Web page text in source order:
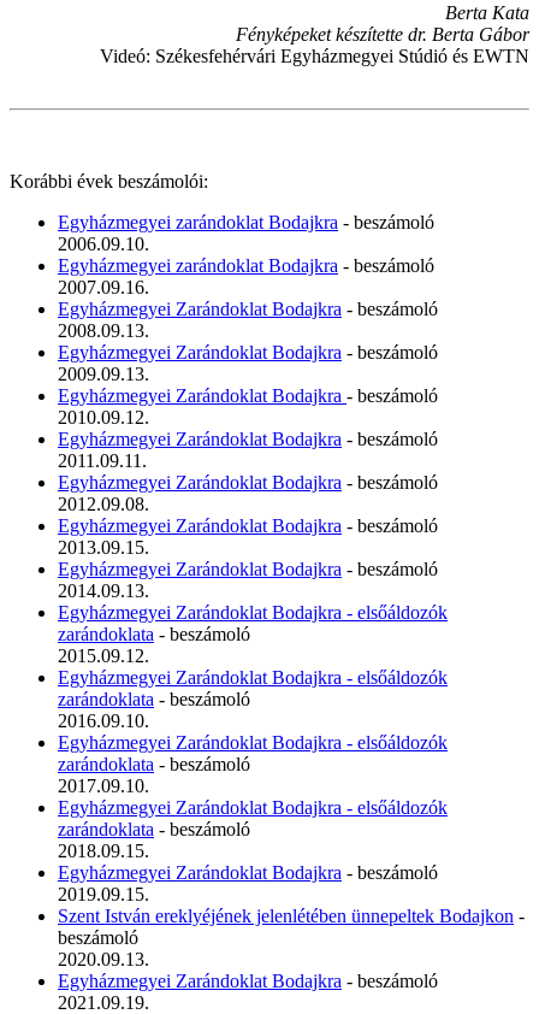
Berta Kata
Fényképeket készítette dr. Berta Gábor
Videó: Székesfehérvári Egyházmegyei Stúdió és EWTN
Korábbi évek beszámolói:
Egyházmegyei zarándoklat Bodajkra - beszámoló
2006.09.10.
Egyházmegyei zarándoklat Bodajkra - beszámoló
2007.09.16.
Egyházmegyei Zarándoklat Bodajkra - beszámoló
2008.09.13.
Egyházmegyei Zarándoklat Bodajkra - beszámoló
2009.09.13.
Egyházmegyei Zarándoklat Bodajkra - beszámoló
2010.09.12.
Egyházmegyei Zarándoklat Bodajkra - beszámoló
2011.09.11.
Egyházmegyei Zarándoklat Bodajkra - beszámoló
2012.09.08.
Egyházmegyei Zarándoklat Bodajkra - beszámoló
2013.09.15.
Egyházmegyei Zarándoklat Bodajkra - beszámoló
2014.09.13.
Egyházmegyei Zarándoklat Bodajkra - elsőáldozók
zarándoklata - beszámoló
2015.09.12.
Egyházmegyei Zarándoklat Bodajkra - elsőáldozók
zarándoklata - beszámoló
2016.09.10.
Egyházmegyei Zarándoklat Bodajkra - elsőáldozók
zarándoklata - beszámoló
2017.09.10.
Egyházmegyei Zarándoklat Bodajkra - elsőáldozók
zarándoklata - beszámoló
2018.09.15.
Egyházmegyei Zarándoklat Bodajkra - beszámoló
2019.09.15.
Szent István ereklyéjének jelenlétében ünnepeltek Bodajkon -
beszámoló
2020.09.13.
Egyházmegyei Zarándoklat Bodajkra - beszámoló
2021.09.19.